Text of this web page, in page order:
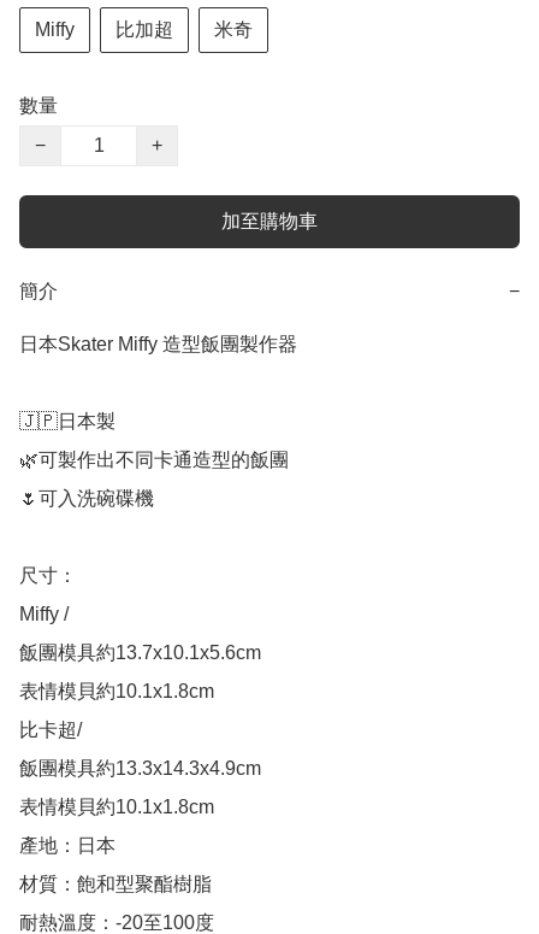
Miffy 比加超 米奇
數量
−
+
加至購物車
簡介 −
日本Skater Miffy 造型飯團製作器
🇯🇵日本製
🌿可製作出不同卡通造型的飯團
🌷可入洗碗碟機
尺寸：
Miffy /
飯團模具約13.7x10.1x5.6cm
表情模貝約10.1x1.8cm
比卡超/
飯團模具約13.3x14.3x4.9cm
表情模貝約10.1x1.8cm
產地：日本
材質：飽和型聚酯樹脂
耐熱溫度：-20至100度